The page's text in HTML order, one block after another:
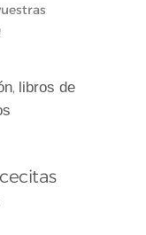
, libros de